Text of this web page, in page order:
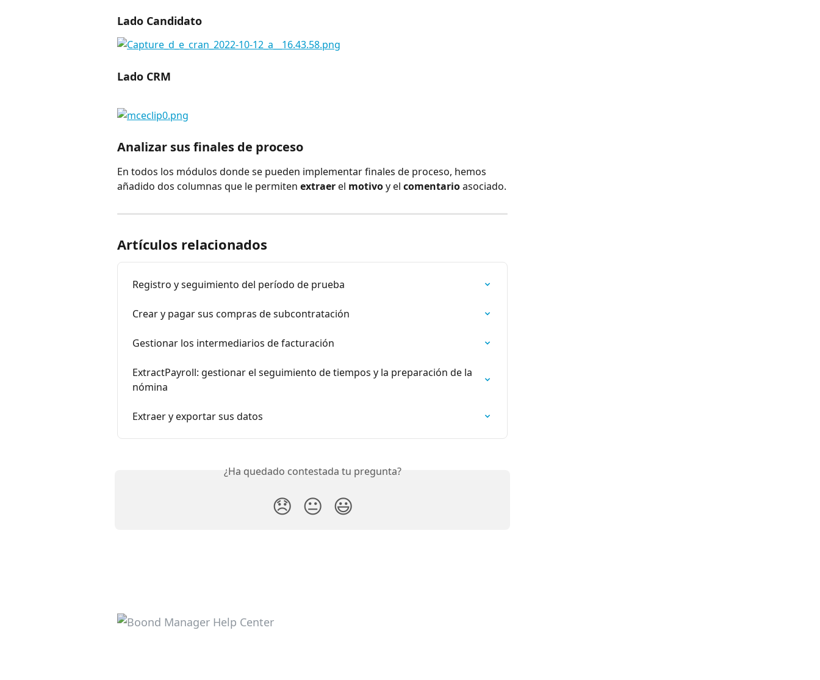
Lado Candidato
Lado CRM
Analizar sus finales de proceso
En todos los módulos donde se pueden implementar finales de proceso, hemos
añadido dos columnas que le permiten extraer el motivo y el comentario asociado.
Artículos relacionados
Registro y seguimiento del período de prueba
Crear y pagar sus compras de subcontratación
Gestionar los intermediarios de facturación
ExtractPayroll: gestionar el seguimiento de tiempos y la preparación de la
nómina
Extraer y exportar sus datos
¿Ha quedado contestada tu pregunta?
😞 😐 😃